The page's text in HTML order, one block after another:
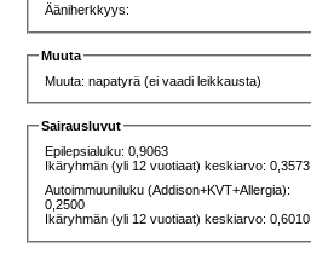
Ääniherkkyys:
Muuta
Muuta: napatyrä (ei vaadi leikkausta)
Sairausluvut
Epilepsialuku: 0,9063
Ikäryhmän (yli 12 vuotiaat) keskiarvo: 0,3573
Autoimmuuniluku (Addison+KVT+Allergia):
0,2500
Ikäryhmän (yli 12 vuotiaat) keskiarvo: 0,6010